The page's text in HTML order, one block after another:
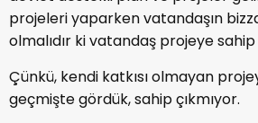
projeleri yaparken vatandaşın
olmalıdır ki vatandaş projeye sahip
Çünkü, kendi katkısı olmayan
geçmişte gördük, sahip çıkmıyor.